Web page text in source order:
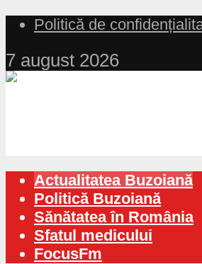
Politică de
7 august 2026
Actualitatea Buzoiană
Politică Buzoiană
Sănătatea în România
Sfatul medicului
FocusFm